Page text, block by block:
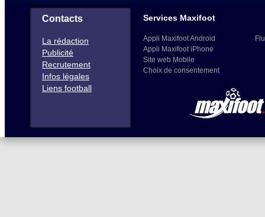
Contacts
La rédaction
Publicité
Recrutement
Infos légales
Liens football
Services Maxifoot
Appli Maxifoot Android
Appli Maxifoot iPhone
Site web Mobile
Choix de consentement